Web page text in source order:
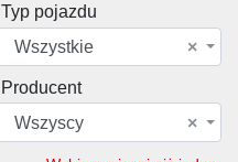
Typ pojazdu
×
Wszystkie
Producent
×
Wszyscy